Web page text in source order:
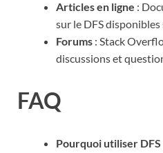
Articles en ligne :
sur le DFS
Forums : Stack
discussions et
FAQ
Pourquoi utiliser DFS